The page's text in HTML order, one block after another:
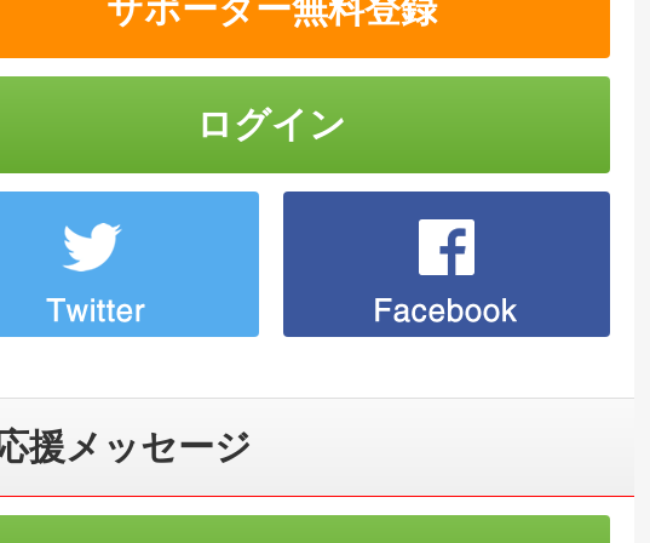
サポーター無料登録
ログイン
援メッセージ